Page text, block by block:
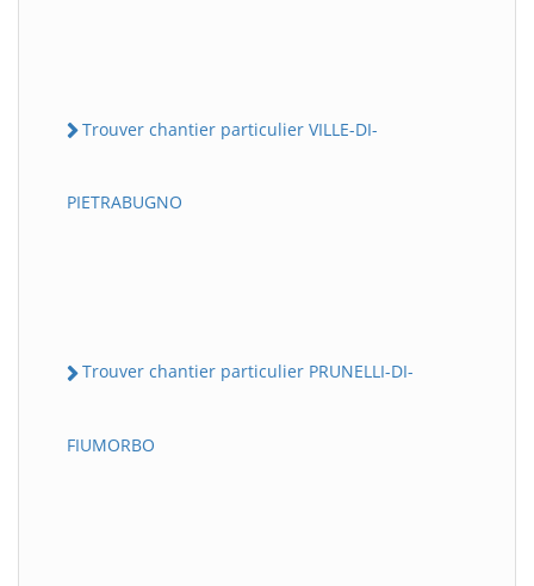
Trouver chantier particulier VILLE-DI-
PIETRABUGNO
Trouver chantier particulier PRUNELLI-DI-
FIUMORBO